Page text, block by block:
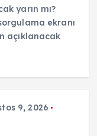
yarın mı?
ekranı
açıklanacak
9, 2026